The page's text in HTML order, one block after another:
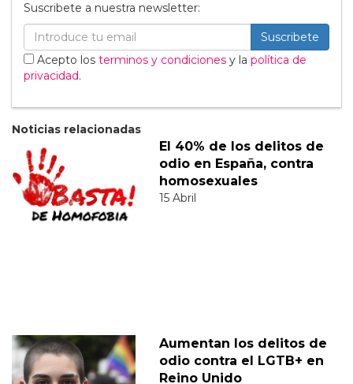
Suscribete a nuestra newsletter:
Suscribete
Acepto los terminos y condiciones y la política de
privacidad.
Noticias relacionadas
El 40% de los delitos de
odio en España, contra
homosexuales
15 Abril
Aumentan los delitos de
odio contra el LGTB+ en
Reino Unido